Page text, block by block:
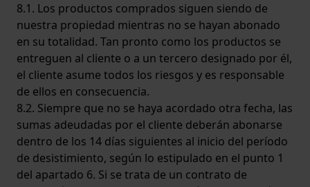
8.1. Los productos comprados siguen siendo de
nuestra propiedad mientras no se hayan abonado
en su totalidad. Tan pronto como los productos se
entreguen al cliente o a un tercero designado por él,
el cliente asume todos los riesgos y es responsable
de ellos en consecuencia.
8.2. Siempre que no se haya acordado otra fecha, las
sumas adeudadas por el cliente deberán abonarse
dentro de los 14 días siguientes al inicio del período
de desistimiento, según lo estipulado en el punto 1
del apartado 6. Si se trata de un contrato de